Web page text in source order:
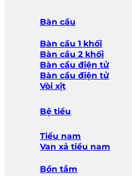
Bàn cầu
Bàn cầu 1 khối
Bàn cầu 2 khối
Bàn cầu điện tử
Bàn cầu điện tử
Vòi xịt
Bệ tiểu
Tiểu nam
Van xả tiểu nam
Bồn tắm